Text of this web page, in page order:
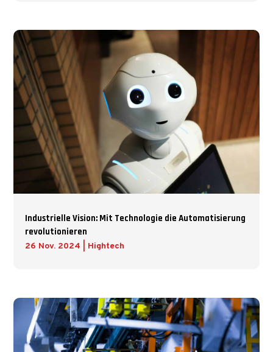
Industrielle Vision: Mit Technologie die Automatisierung
revolutionieren
26 Nov. 2024 Hightech